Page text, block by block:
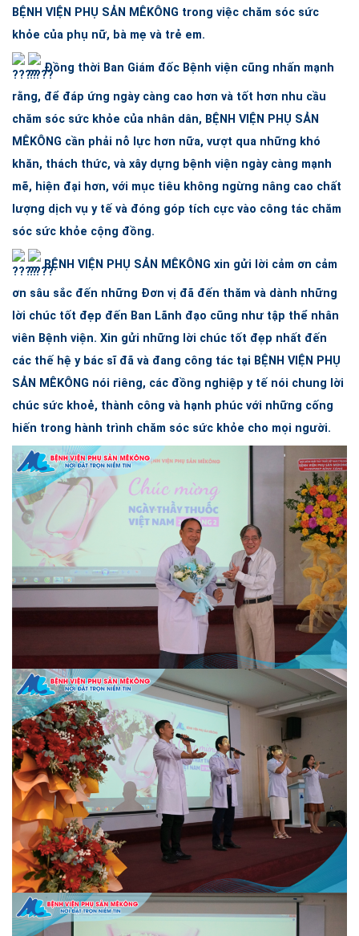
BỆNH VIỆN PHỤ SẢN MÊKÔNG trong việc chăm sóc sức
khỏe của phụ nữ, bà mẹ và trẻ em.
Đồng thời Ban Giám đốc Bệnh viện cũng nhấn mạnh
rằng, để đáp ứng ngày càng cao hơn và tốt hơn nhu cầu
chăm sóc sức khỏe của nhân dân, BỆNH VIỆN PHỤ SẢN
MÊKÔNG cần phải nỗ lực hơn nữa, vượt qua những khó
khăn, thách thức, và xây dựng bệnh viện ngày càng mạnh
mẽ, hiện đại hơn, với mục tiêu không ngừng nâng cao chất
lượng dịch vụ y tế và đóng góp tích cực vào công tác chăm
sóc sức khỏe cộng đồng.
BỆNH VIỆN PHỤ SẢN MÊKÔNG xin gửi lời cảm ơn cảm
ơn sâu sắc đến những Đơn vị đã đến thăm và dành những
lời chúc tốt đẹp đến Ban Lãnh đạo cũng như tập thể nhân
viên Bệnh viện. Xin gửi những lời chúc tốt đẹp nhất đến
các thế hệ y bác sĩ đã và đang công tác tại BỆNH VIỆN PHỤ
SẢN MÊKÔNG nói riêng, các đồng nghiệp y tế nói chung lời
chúc sức khoẻ, thành công và hạnh phúc với những cống
hiến trong hành trình chăm sóc sức khỏe cho mọi người.